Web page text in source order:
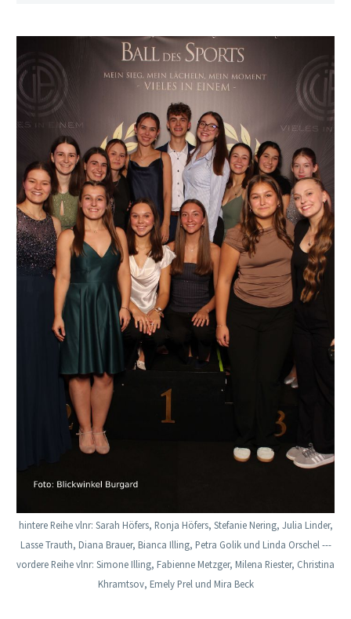
hintere Reihe vlnr: Sarah Höfers, Ronja Höfers, Stefanie Nering, Julia Linder,
Lasse Trauth, Diana Brauer, Bianca Illing, Petra Golik und Linda Orschel ---
vordere Reihe vlnr: Simone Illing, Fabienne Metzger, Milena Riester, Christina
Khramtsov, Emely Prel und Mira Beck